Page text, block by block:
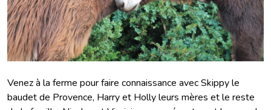
Venez à la ferme pour faire connaissance avec Skippy le
baudet de Provence, Harry et Holly leurs mères et le reste